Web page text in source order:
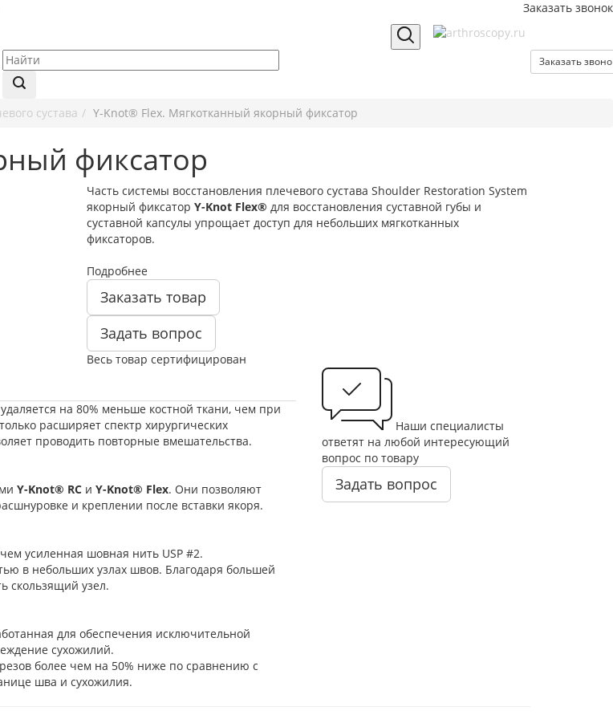
Заказать звонок
Заказать
сустава Y-Knot® Flex. Мягкотканный якорный фиксатор
фиксатор
Часть системы восстановления плечевого сустава Shoulder Restoration System
якорный фиксатор Y-Knot Flex® для восстановления суставной губы и
суставной капсулы упрощает доступ для небольших мягкотканных
фиксаторов.
Подробнее
Заказать товар
Задать вопрос
Весь товар сертифицирован
на 80% меньше костной ткани, чем при
расширяет спектр хирургических
проводить повторные вмешательства.
Y-Knot® RC и Y-Knot® Flex. Они позволяют
и креплении после вставки якоря.
усиленная шовная нить USP #2.
в небольших узлах швов. Благодаря большей
скользящий узел.
для обеспечения исключительной
сухожилий.
более чем на 50% ниже по сравнению с
шва и сухожилия.
Наши специалисты
ответят на любой интересующий
вопрос по товару
Задать вопрос